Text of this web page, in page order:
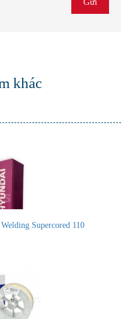
khác
Supercored 110